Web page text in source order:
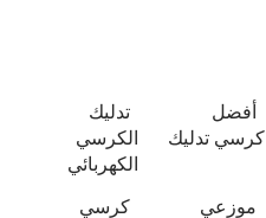
أفضل
كرسي تدليك
تدليك
الكرسي
الكهربائي
موزعي
كرسي